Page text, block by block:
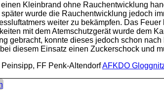
Kleinbrand ohne Rauchentwicklung
wurde die Rauchentwicklung jedoch
weiter zu bekämpfen. Das
mit dem Atemschutzgerät wurde dem
gebracht, konnte dieses jedoch schon
diesem Einsatz einen Zuckerschock und
FF Penk-AltendorfAFKDO